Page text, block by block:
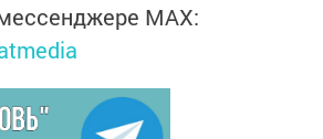
MАХ: